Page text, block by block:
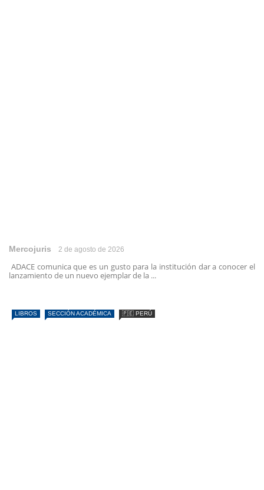
Mercojuris 2 de agosto de 2026
ADACE comunica que es un gusto para la institución dar a conocer el
lanzamiento de un nuevo ejemplar de la ...
LIBROS SECCIÓN ACADÉMICA 🇵🇪 PERÚ